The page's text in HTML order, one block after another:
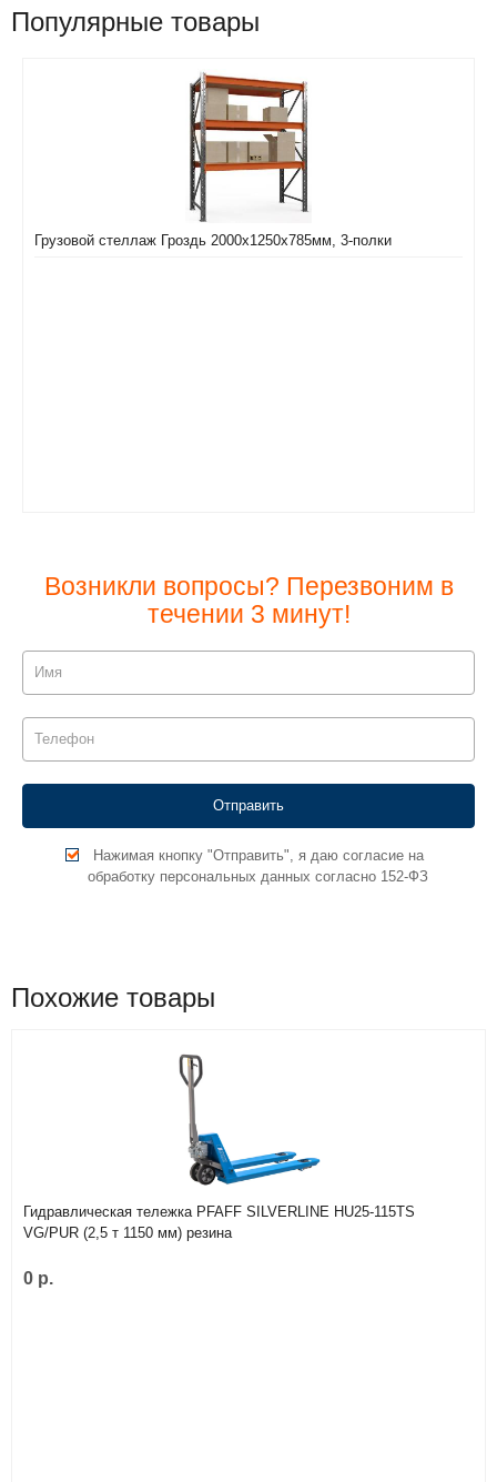
Популярные товары
Грузовой стеллаж Гроздь 2000х1250х785мм, 3-полки
Возникли вопросы? Перезвоним в
течении 3 минут!
Нажимая кнопку "Отправить", я даю согласие на
обработку персональных данных согласно 152-ФЗ
Похожие товары
Гидравлическая тележка PFAFF SILVERLINE HU25-115TS
VG/PUR (2,5 т 1150 мм) резина
0 р.